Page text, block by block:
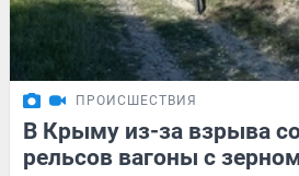
ПРОИСШЕСТВИЯ
В Крыму из-за взрыва
рельсов вагоны с